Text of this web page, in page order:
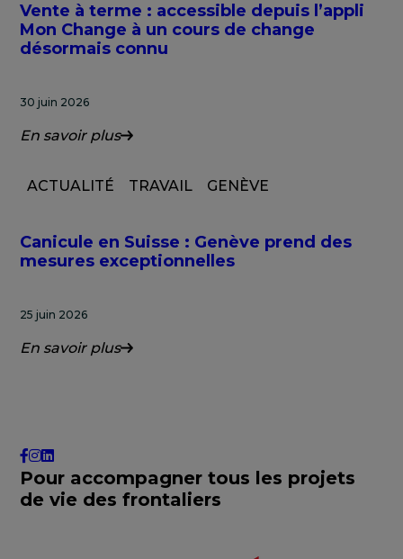
Vente à terme : accessible depuis l’appli
Mon Change à un cours de change
désormais connu
30 juin 2026
En savoir plus
ACTUALITÉ TRAVAIL GENÈVE
Canicule en Suisse : Genève prend des
mesures exceptionnelles
25 juin 2026
En savoir plus
Pour accompagner tous les projets
de vie des frontaliers